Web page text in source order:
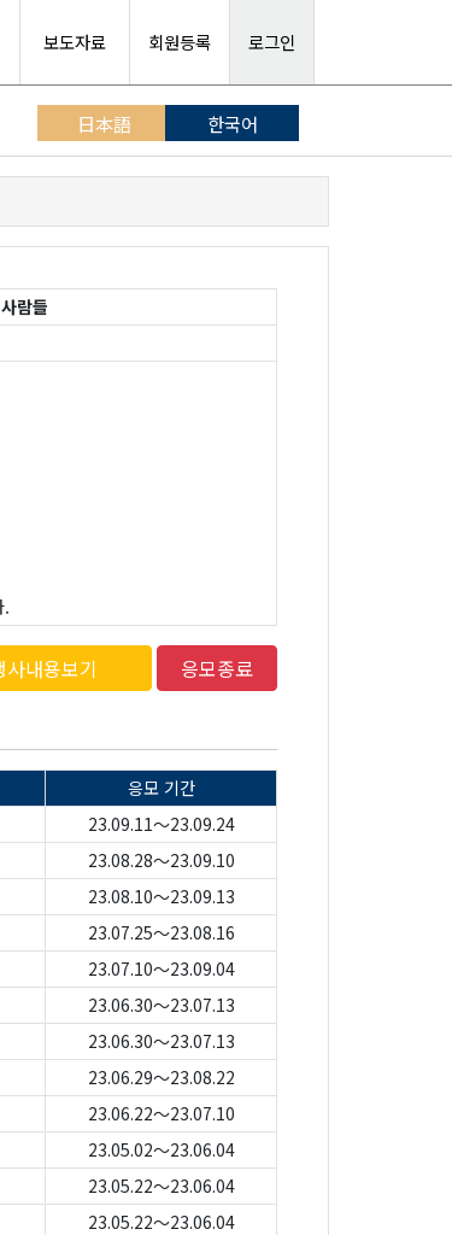
보도자료 회원등록 로그인
日本語 한국어
람들
.
사내용보기 응모종료
응모 기간
23.09.11～23.09.24
23.08.28～23.09.10
23.08.10～23.09.13
23.07.25～23.08.16
23.07.10～23.09.04
23.06.30～23.07.13
23.06.30～23.07.13
23.06.29～23.08.22
23.06.22～23.07.10
23.05.02～23.06.04
23.05.22～23.06.04
23.05.22～23.06.04